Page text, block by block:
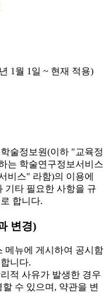
1월 1일 ~ 현재 적용)
술정보원(이하 "교육정
는 학술연구정보서비스
비스" 라함)의 이용에
기타 필요한 사항을 규
합니다.
변경)
뉴에 게시하여 공시함
니다.
적 사유가 발생한 경우
수 있으며, 약관을 변